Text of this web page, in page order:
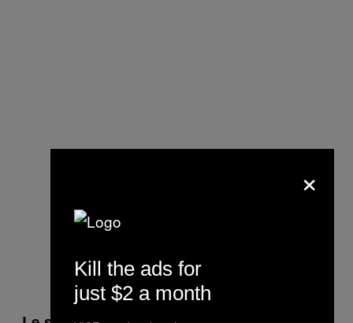
// EPA Images/Christian Bruna
×
Kill the ads for
just $2 a month